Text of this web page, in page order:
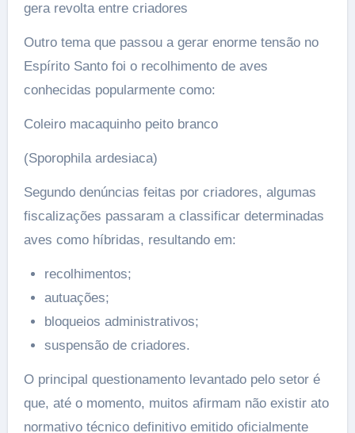
gera revolta entre criadores
Outro tema que passou a gerar enorme tensão no
Espírito Santo foi o recolhimento de aves
conhecidas popularmente como:
Coleiro macaquinho peito branco
(Sporophila ardesiaca)
Segundo denúncias feitas por criadores, algumas
fiscalizações passaram a classificar determinadas
aves como híbridas, resultando em:
recolhimentos;
autuações;
bloqueios administrativos;
suspensão de criadores.
O principal questionamento levantado pelo setor é
que, até o momento, muitos afirmam não existir ato
normativo técnico definitivo emitido oficialmente